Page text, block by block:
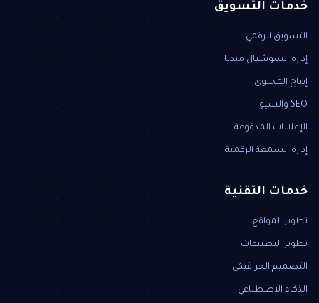
خدمات التسويق
التسويق الرقمي
إدارة السوشيال ميديا
إنتاج المحتوى
SEO والسيو
الإعلانات المدفوعة
إدارة السمعة الرقمية
خدمات التقنية
تطوير المواقع
تطوير التطبيقات
التصميم الجرافيكي
الذكاء الاصطناعي